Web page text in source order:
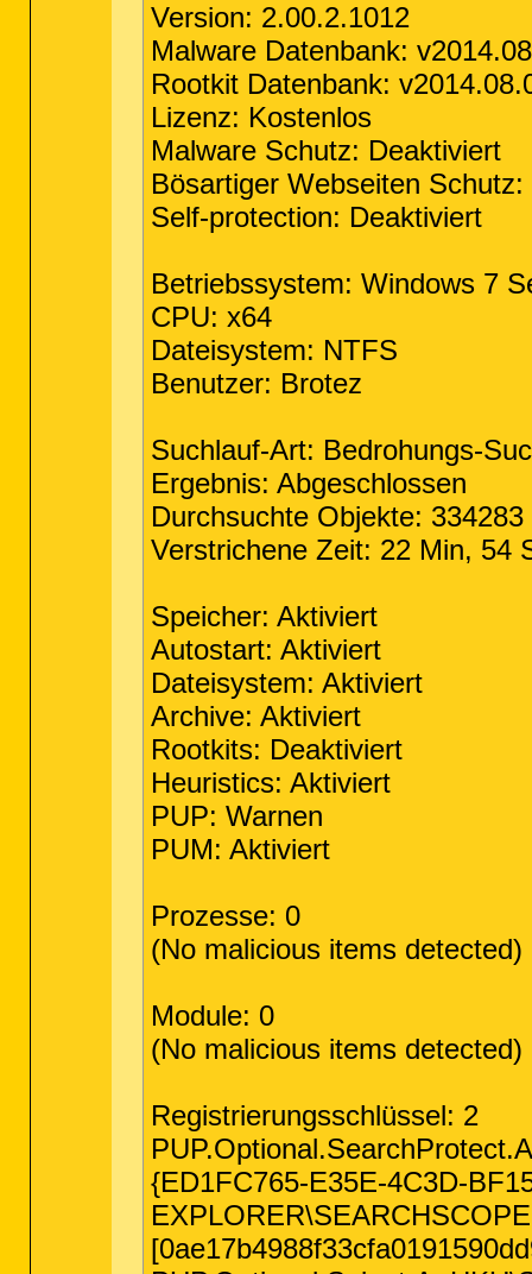
Version: 2.00.2.1012
Malware Datenbank:
Rootkit Datenbank:
Lizenz: Kostenlos
Malware Schutz: Deaktiviert
Bösartiger Webseiten
Self-protection: Deaktiviert
Betriebssystem: Windows 7
CPU: x64
Dateisystem: NTFS
Benutzer: Brotez
Suchlauf-Art: Bedrohungs-
Ergebnis: Abgeschlossen
Durchsuchte Objekte: 334283
Verstrichene Zeit: 22 Min, 54
Speicher: Aktiviert
Autostart: Aktiviert
Dateisystem: Aktiviert
Archive: Aktiviert
Rootkits: Deaktiviert
Heuristics: Aktiviert
PUP: Warnen
PUM: Aktiviert
Prozesse: 0
(No malicious items detected)
Module: 0
(No malicious items detected)
Registrierungsschlüssel: 2
{ED1FC765-E35E-4C3D-